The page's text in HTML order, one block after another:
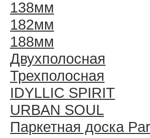
138мм
182мм
188мм
Двухполосная
Трехполосная
IDYLLIC SPIRIT
URBAN SOUL
Паркетная доска